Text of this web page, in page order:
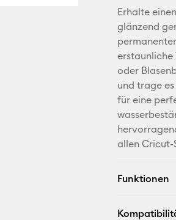
Erhalte
glänzend
erstaunliche
oder
und trage
für eine
allen Cricut-
Funktionen